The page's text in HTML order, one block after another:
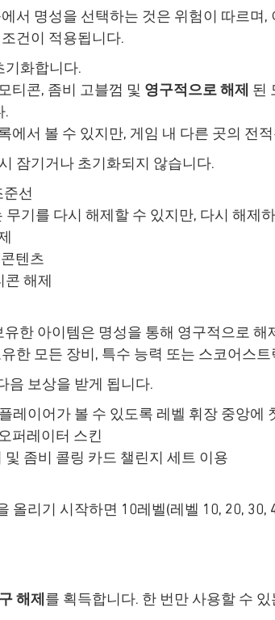
서 명성을 선택하는 것은 위험이 따르며
건이 적용됩니다.
기화합니다.
티콘, 좀비 고블껌 및 영구적으로 해제
된
.
에서 볼 수 있지만, 게임 내 다른 곳의 전
잠기거나 초기화되지 않습니다.
준선
무기를 다시 해제할 수 있지만, 다시 해제
텐츠
해제
한 아이템은 명성을 통해 영구적으로
한 모든 장비, 특수 능력 또는 스코어스
음 보상을 받게 됩니다.
레이어가 볼 수 있도록 레벨 휘장 중앙에
퍼레이터 스킨
및 좀비 콜링 카드 챌린지 세트 이용
올리기 시작하면 10레벨(레벨 10, 20,
해제 를 획득합니다. 한 번만 사용할 수